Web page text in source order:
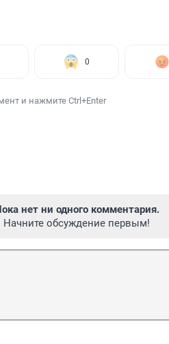
0
и нажмите Ctrl+Enter
нет ни одного комментария.
Начните обсуждение первым!